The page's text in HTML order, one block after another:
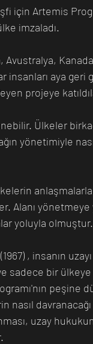
için Artemis
imzaladı.
Avustralya,
insanları aya
projeye
Ülkeler
yönetimiyle
Alanı
yoluyla olmuştur.
(1967) , insanın
sadece bir
peşine
nasıl
uzay